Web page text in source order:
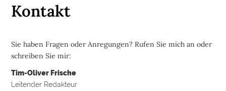
Kontakt
Sie haben Fragen oder Anregungen? Rufen Sie mich an oder
schreiben Sie mir:
Tim-Oliver Frische
Leitender Redakteur